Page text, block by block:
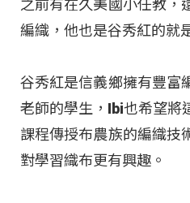
之前有在久美國小任教，
編織，他也是谷秀紅的就
谷秀紅是信義鄉擁有豐富
老師的學生，Ibi也希望將
課程傳授布農族的編織技
對學習織布更有興趣。